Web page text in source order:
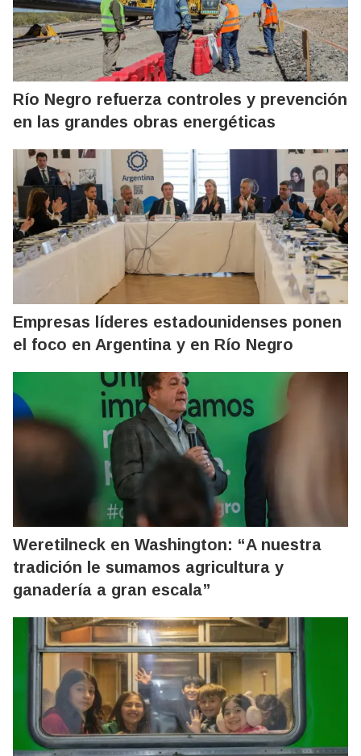
Río Negro refuerza controles y prevención
en las grandes obras energéticas
Empresas líderes estadounidenses ponen
el foco en Argentina y en Río Negro
Weretilneck en Washington: “A nuestra
tradición le sumamos agricultura y
ganadería a gran escala”